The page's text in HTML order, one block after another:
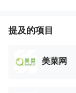
提及的项目
美菜网